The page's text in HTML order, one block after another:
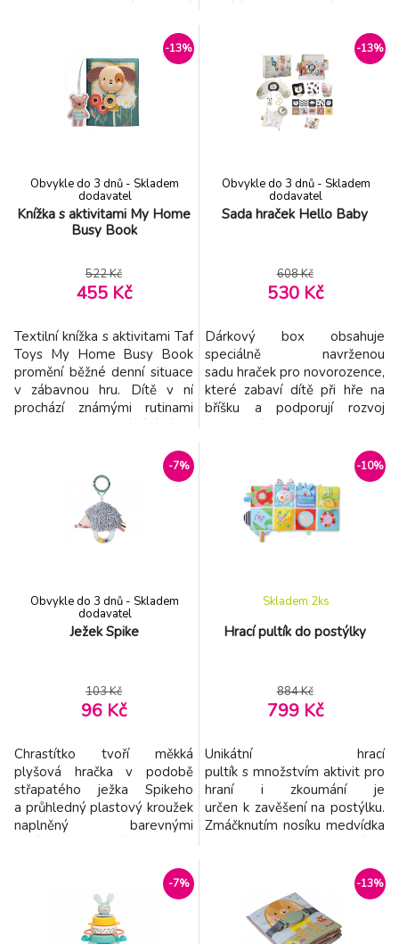
se hodí pro hru na bříšku,
přetáčení, lezení i každodenní
volné hraní. Díky lehkému a
skládacímu provedení se
snadno uklidí nebo vezme s
zvuky i vizuální překvapení,
čímž si přirozeně trénuje
jemnou motoriku, soustředění
a koordinaci. Na pultu najdete
např. "pop-it"
-13%
Knížka s aktivitami My Home
Busy Book
Obvykle do 3 dnů - Skladem
dodavatel
522 Kč
455 Kč
Textilní knížka s aktivitami Taf
Toys My Home Busy Book
promění běžné denní situace
v zábavnou hru. Dítě v ní
prochází známými rutinami
objevuje různé prvky na
mačkání, otáčení, odklápění a
„kuk“ překvapení. Knížka je
navržená tak, aby
podporovala samostatné
-13%
Sada hraček Hello Baby
Obvykle do 3 dnů - Skladem
dodavatel
608 Kč
530 Kč
Dárkový box obsahuje
speciálně navrženou
sadu hraček pro novorozence,
které zabaví dítě při hře na
bříšku a podporují rozvoj
dítěte. Hračky současně
pomáhají rozvíjet emoční
inteligenci dítěte. Polštářek z
měkkého, příjemného
materiálu je speciálně
-7%
Ježek Spike
Obvykle do 3 dnů - Skladem
dodavatel
103 Kč
96 Kč
Chrastítko tvoří měkká
plyšová hračka v podobě
střapatého ježka Spikeho
a průhledný plastový kroužek
naplněný barevnými
ke zkoumání rukama i ústy a
pomáhají rozvíjet jemnou
motoriku a smysly dítěte.
Vhodné pro děti od narození.
-10%
Hrací pultík do postýlky
Skladem 2ks
884 Kč
799 Kč
Unikátní hrací
pultík s množstvím aktivit pro
hraní i zkoumání je
určen k zavěšení na postýlku.
Zmáčknutím nosíku medvídka
zrcátko, schovávací kapsičky,
chrasticí míček, šustící části a
plastové kroužky. Pozornost
dítěte upoutají krásné
-7% -13%